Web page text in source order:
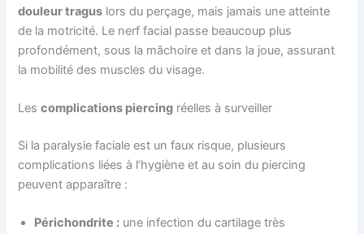
douleur tragus lors du perçage, mais jamais une atteinte
de la motricité. Le nerf facial passe beaucoup plus
profondément, sous la mâchoire et dans la joue, assurant
la mobilité des muscles du visage.
Lescomplications piercing réelles à surveiller
Si la paralysie faciale est un faux risque, plusieurs
complications liées à l’hygiène et au soin du piercing
peuvent apparaître :
Périchondrite : une infection du cartilage très